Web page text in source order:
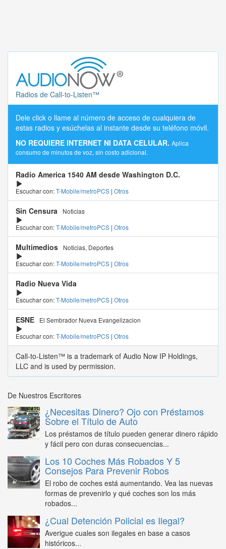
Radios de Call-to-Listen™
Dele click o llame al número de acceso de cualquiera de
estas radios y esúchelas al instante desde su teléfono móvil.
NO REQUIERE INTERNET NI DATA CELULAR. Aplica
consumo de minutos de voz, sin costo adicional.
Radio America 1540 AM desde Washington D.C.
Escuchar con:T-Mobile/metroPCS | Otros
Sin Censura
Noticias
Escuchar con:T-Mobile/metroPCS | Otros
Multimedios
Noticias, Deportes
Escuchar con:T-Mobile/metroPCS | Otros
Radio Nueva Vida
Escuchar con:T-Mobile/metroPCS | Otros
ESNE
El Sembrador Nueva Evangelizacion
Escuchar con:T-Mobile/metroPCS | Otros
Call-to-Listen™ is a trademark of Audio Now IP Holdings,
LLC and is used by permission.
De Nuestros Escritores
¿Necesitas Dinero? Ojo con Préstamos
Sobre el Título de Auto
Los préstamos de título pueden generar dinero rápido
y fácil pero con duras consecuencias...
Los 10 Coches Más Robados Y 5
Consejos Para Prevenir Robos
El robo de coches está aumentando. Vea las nuevas
formas de prevenirlo y qué coches son los más
robados...
¿Cual Detención Policial es Ilegal?
Averigue cuales son ilegales en base a casos
históricos...